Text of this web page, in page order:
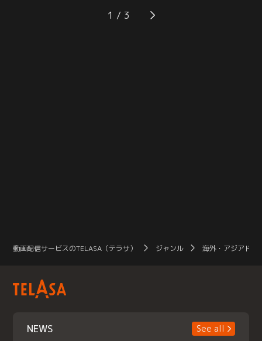
と同じゼロ気圧にさらされた“爆発
的減圧”による死亡と断定。キャッ
産を投じて伝説のバーを購入してい
た。偶然にもそこは、キャッスルが
1
動画配信サービスのTELASA（テラサ） ジャンル 海外・アジアドラ
NEWS See all